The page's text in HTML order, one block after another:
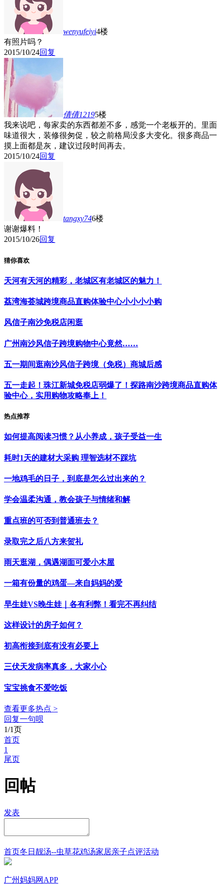
wenyufeiyi4楼
有照片吗？
2015/10/24回复
倩倩12195楼
我来说吧，每家卖的东西都差不多，感觉一个老板开的。里面
味道很大，装修很匆促，较之前格局没多大变化。很多商品一
摸上面都是灰，建议过段时间再去。
2015/10/24回复
tangxy746楼
谢谢爆料！
2015/10/26回复
猜你喜欢
天河有天河的精彩，老城区有老城区的魅力！
荔湾海荟城跨境商品直购体验中心小小小小购
风信子南沙免税店闲逛
广州南沙风信子跨境购物中心竟然……
五一期间逛南沙风信子跨境（免税）商城后感
五一走起！珠江新城免税店弱爆了！探路南沙跨境商品直购体
验中心，实用购物攻略奉上！
热点推荐
如何提高阅读习惯？从小养成，孩子受益一生
耗时1天的建材大采购 理智选材不踩坑
一地鸡毛的日子，到底是怎么过出来的？
学会温柔沟通，教会孩子与情绪和解
重点班的可否到普通班去？
录取完之后八方来贺礼
雨天逛湖，偶遇湖面可爱小木屋
一箱有份量的鸡蛋—来自妈妈的爱
早生娃VS晚生娃｜各有利弊！看完不再纠结
这样设计的房子如何？
初高衔接到底有没有必要上
三伏天发病率真多，大家小心
宝宝挑食不爱吃饭
查看更多热点 >
回复一句呗
1/1页
首页
1
尾页
回帖
发表
首页冬日靓汤--虫草花鸡汤家居亲子点评活动
广州妈妈网APP